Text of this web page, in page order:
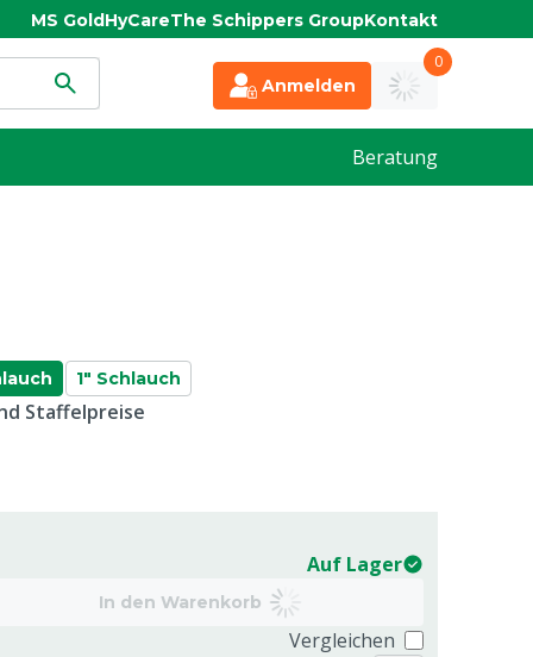
MS GoldHyCareThe Schippers GroupKontakt
Anmelden
0
Beratung
1" Schlauch
Auf Lager
In den Warenkorb
Vergleichen
Staffelpreise